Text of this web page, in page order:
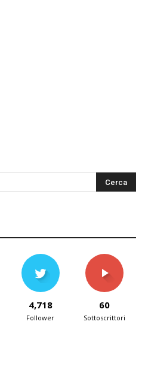
4,718
Follower
60
Sottoscrittori